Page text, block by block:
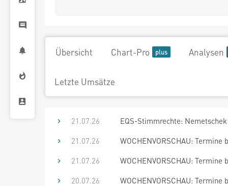
Übersicht Chart-Pro Analysen
Letzte Umsätze
21.07.26
EQS-Stimmrechte:
21.07.26
WOCHENVORSCHAU: Termine
21.07.26
WOCHENVORSCHAU: Termine
20.07.26
WOCHENVORSCHAU: Termine